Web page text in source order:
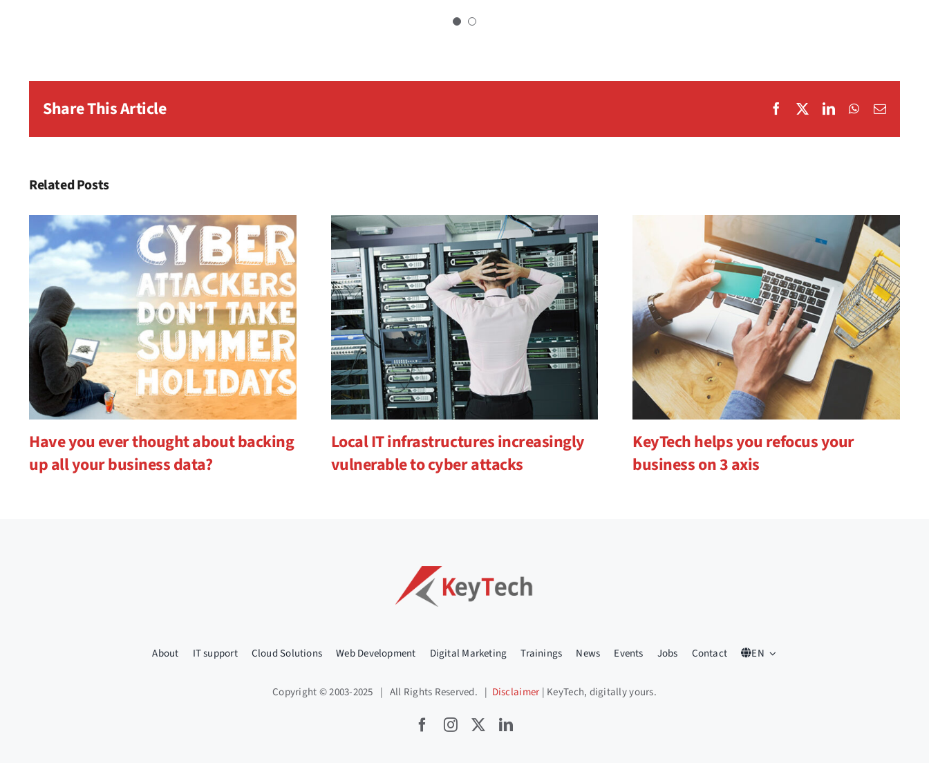
Share This Article Facebook LinkedInWhatsApp
Email
Related Posts
Have you ever thought about backing
up all your business data?
Local IT infrastructures increasingly
vulnerable to cyber attacks
KeyTech helps you refocus your
business on 3 axis
About IT support Cloud Solutions Web Development Digital Marketing Trainings News Events Jobs Contact EN
Copyright © 2003-2025 | All Rights Reserved. | Disclaimer | KeyTech, digitally yours.